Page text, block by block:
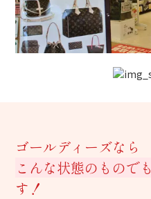
ゴールディーズなら
こんな状態のものでも
す！